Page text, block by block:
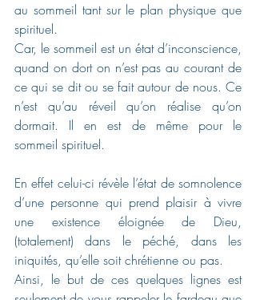
au sommeil tant sur le plan physique que
spirituel.
Car, le sommeil est un état d’inconscience,
quand on dort on n’est pas au courant de
ce qui se dit ou se fait autour de nous. Ce
n’est qu’au réveil qu’on réalise qu’on
dormait. Il en est de même pour le
sommeil spirituel.
En effet celui-ci révèle l’état de somnolence
d’une personne qui prend plaisir à vivre
une existence éloignée de Dieu,
(totalement) dans le péché, dans les
iniquités, qu’elle soit chrétienne ou pas.
Ainsi, le but de ces quelques lignes est